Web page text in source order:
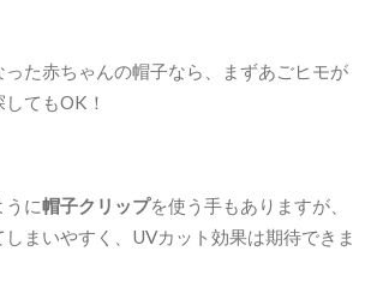
た赤ちゃんの帽子なら、まずあごヒモが
てもOK！
うに帽子クリップを使う手もありますが、
まいやすく、UVカット効果は期待できま